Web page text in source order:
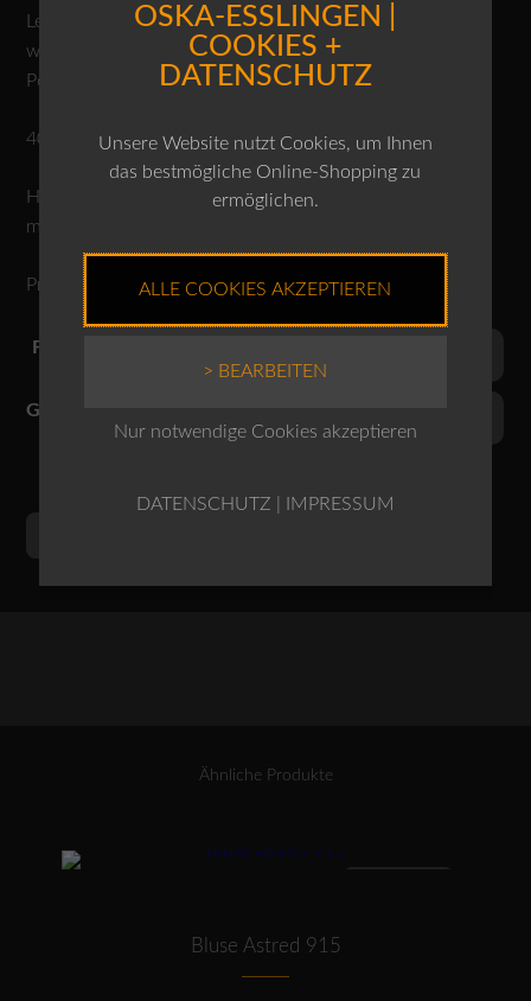
Leichtes, mehrfarbiges Karomuster mit Wascheffekt und
weichem Griff. In Italien aus einer Wolle, Viskose und
Polyestermischung gewebt.
40% Wolle, 30% Viskose, 30% Polyester
Handwäsche, nicht bleichen, Trocknen im Tumbler nicht
möglich, nicht heiss bügeln, Normalreinigung.
Produktnr.: 10240710035
Farben
Grössen
406
Ähnliche Produkte
Dieses Produkt weist mehrere Varianten auf. Die Optionen können auf der Produktseite gewählt werden
Bluse Astred 915
OSKA-ESSLINGEN |
COOKIES +
DATENSCHUTZ
Unsere Website nutzt Cookies, um Ihnen
das bestmögliche Online-Shopping zu
ermöglichen.
ALLE COOKIES AKZEPTIEREN
> BEARBEITEN
Nur notwendige Cookies akzeptieren
DATENSCHUTZ IMPRESSUM